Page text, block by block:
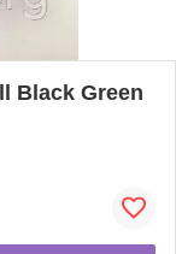
Black Green